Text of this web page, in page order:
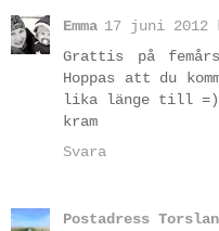
Emma 17 juni 2012
Grattis på
Hoppas att du
lika länge till =)
kram
Svara
Postadress